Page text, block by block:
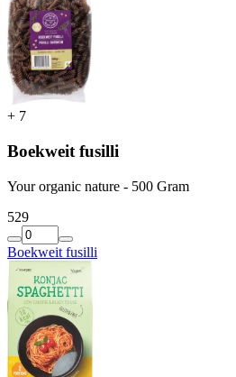
+ 7
Boekweit fusilli
Your organic nature - 500 Gram
529
Boekweit fusilli